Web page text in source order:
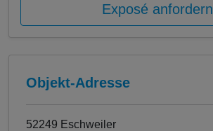
Exposé anfordern
Objekt-Adresse
52249 Eschweiler